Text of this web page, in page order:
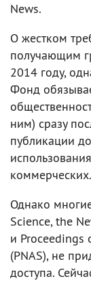
News.
О жестком
получающим
2014 году,
Фонд
ним) сразу
публикации
коммерческих.
Однако
Science, the
и Proceedings
(PNAS), не
доступа.